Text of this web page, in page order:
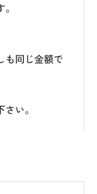
も同じ金額で
い。